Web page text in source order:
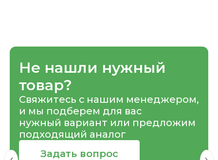
Не нашли нужный
товар?
Свяжитесь с нашим менеджером,
и мы подберем для вас
нужный вариант или предложим
подходящий аналог
Задать вопрос